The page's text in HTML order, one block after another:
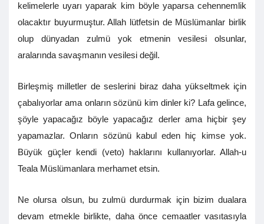
kelimelerle uyarı yaparak kim böyle yaparsa cehennemlik
olacaktır buyurmuştur. Allah lütfetsin de Müslümanlar birlik
olup dünyadan zulmü yok etmenin vesilesi olsunlar,
aralarında savaşmanın vesilesi değil.
Birleşmiş milletler de seslerini biraz daha yükseltmek için
çabalıyorlar ama onların sözünü kim dinler ki? Lafa gelince,
şöyle yapacağız böyle yapacağız derler ama hiçbir şey
yapamazlar. Onların sözünü kabul eden hiç kimse yok.
Büyük güçler kendi (veto) haklarını kullanıyorlar. Allah-u
Teala Müslümanlara merhamet etsin.
Ne olursa olsun, bu zulmü durdurmak için bizim dualara
devam etmekle birlikte, daha önce cemaatler vasıtasıyla